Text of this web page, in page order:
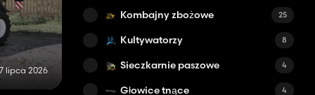
lipca 2026
Kombajny zbożowe 25
Kultywatorzy 8
Sieczkarnie paszowe 4
Głowice tnące 4